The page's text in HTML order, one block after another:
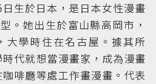
生於日本，是日本女性漫畫
。她出生於富山縣高岡市，
大學時住在名古屋。據其所
代就想當漫畫家，成為漫畫
啡廳等處工作畫漫畫。代表